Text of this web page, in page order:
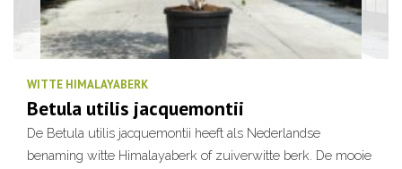
WITTE HIMALAYABERK
Betula utilis jacquemontii
De Betula utilis jacquemontii heeft als Nederlandse
benaming witte Himalayaberk of zuiverwitte berk. De mooie